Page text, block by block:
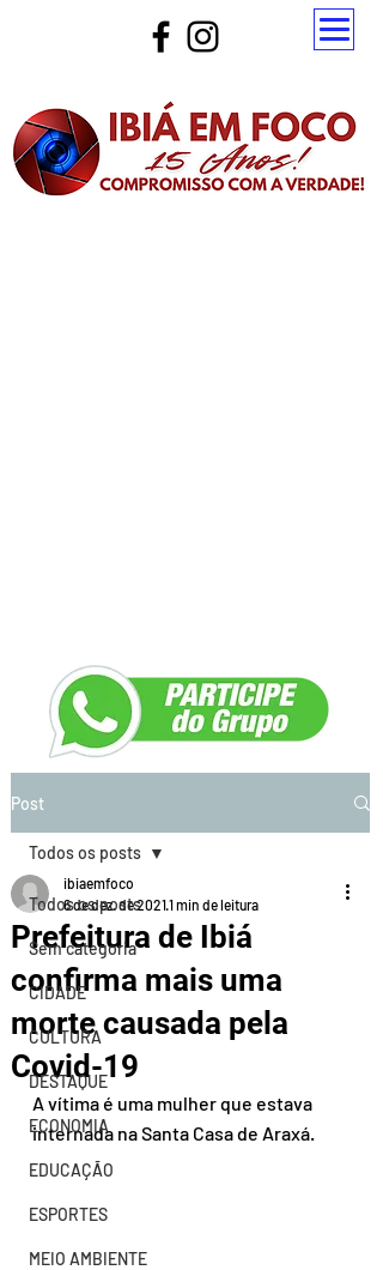
Post
Todos os posts
Sem categoria
CIDADE
CULTURA
DESTAQUE
ECONOMIA
EDUCAÇÃO
ESPORTES
MEIO AMBIENTE
Todos os posts
Prefeitura de Ibiá
confirma mais uma
morte causada pela
Covid-19
ibiaemfoco
6 de dez. de 20211 min de leitura
A vítima é uma mulher que estava
internada na Santa Casa de Araxá.